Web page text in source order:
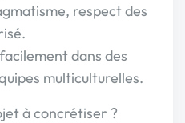
respect des
dans des
multiculturelles.
à concrétiser ?